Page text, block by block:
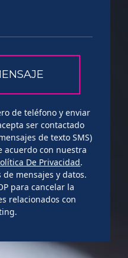
de teléfono y enviar
ser contactado
de texto SMS)
acuerdo con nuestra
De Privacidad.
mensajes y datos.
para cancelar la
relacionados con